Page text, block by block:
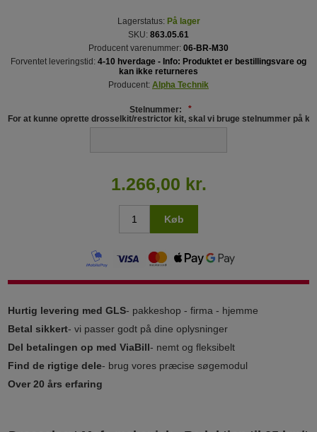
Lagerstatus: På lager
SKU: 863.05.61
Producent varenummer: 06-BR-M30
Forventet leveringstid: 4-10 hverdage - Info: Produktet er bestillingsvare og
kan ikke returneres
Producent: Alpha Technik
Stelnummer:
*
For at kunne oprette drosselkit/restrictor kit, skal vi bruge stelnummer på
1.266,00 kr.
Køb
Hurtig levering med GLS- pakkeshop - firma - hjemme
Betal sikkert- vi passer godt på dine oplysninger
Del betalingen op med ViaBill- nemt og fleksibelt
Find de rigtige dele- brug vores præcise søgemodul
Over 20 års erfaring